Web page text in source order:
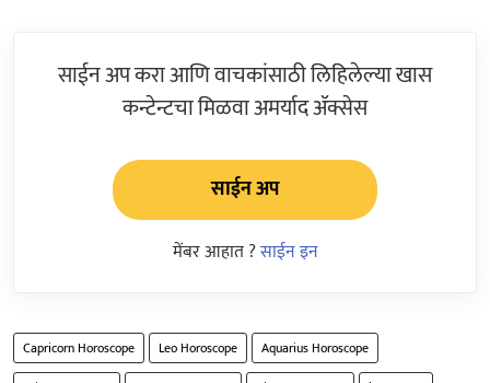
साईन अप करा आणि वाचकांसाठी लिहिलेल्या खास
कन्टेन्टचा मिळवा अमर्याद ॲक्सेस
साईन अप
मेंबर आहात ?साईन इन
Capricorn Horoscope Leo Horoscope
Aquarius Horoscope